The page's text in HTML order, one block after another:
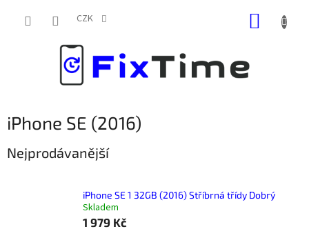
CZK
iPhone SE (2016)
Nejprodávanější
iPhone SE 1 32GB (2016) Stříbrná třídy Dobrý
Skladem
1 979 Kč